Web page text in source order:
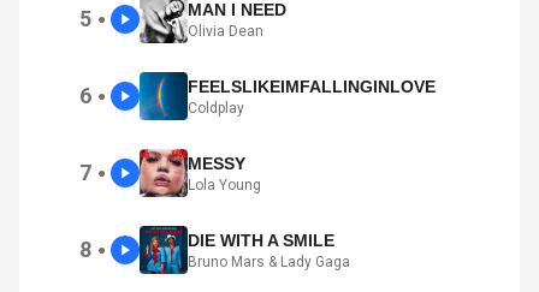
5 ● MAN I NEED
Olivia Dean
6 ● FEELSLIKEIMFALLINGINLOVE
Coldplay
7 ● MESSY
Lola Young
8 ● DIE WITH A SMILE
Bruno Mars & Lady Gaga